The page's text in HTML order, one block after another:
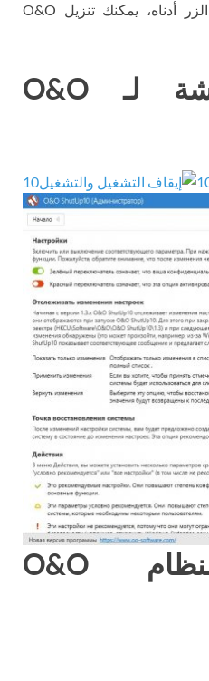
في هذه الصفحة، باستخدام الزر أدناه، يمكنك تنزيل O&O
لقطات الشاشة لـ O&O
متطلبات النظام O&O